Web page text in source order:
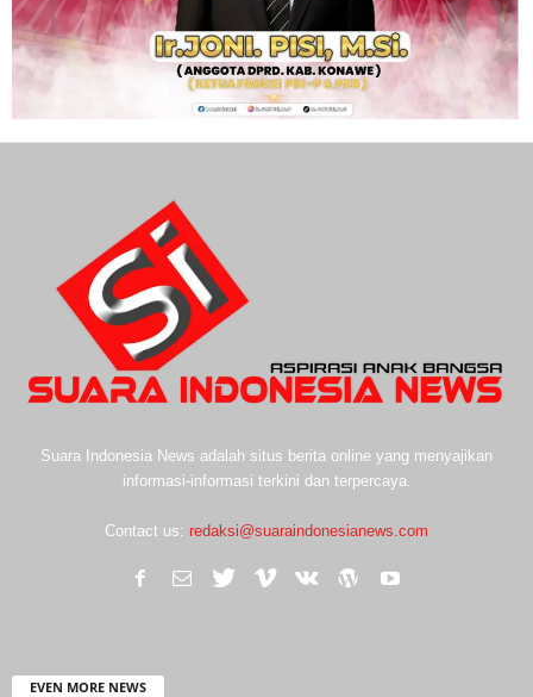
Suara Indonesia News adalah situs berita online yang menyajikan
informasi-informasi terkini dan terpercaya.
Contact us: redaksi@suaraindonesianews.com
EVEN MORE NEWS